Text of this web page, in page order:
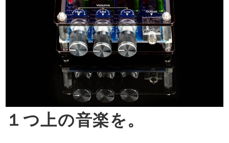
１つ上の音楽を。